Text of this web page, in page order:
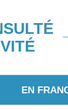
EN